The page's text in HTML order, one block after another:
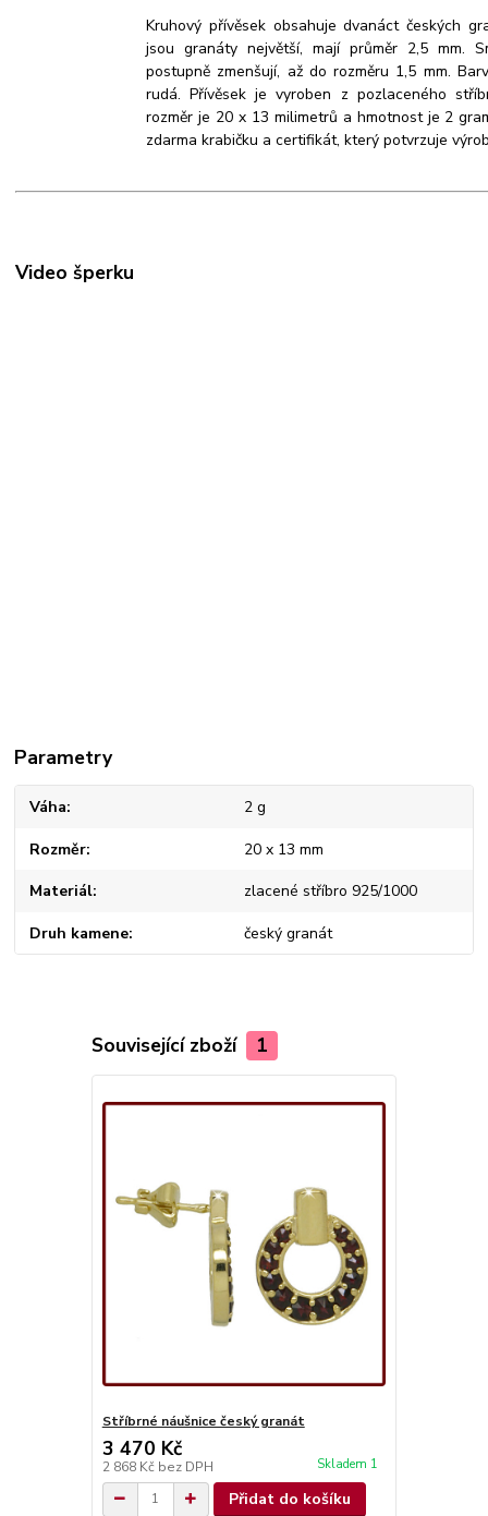
Kruhový přívěsek obsahuje dvanáct českých
jsou granáty největší, mají průměr 2,5 mm.
postupně zmenšují, až do rozměru 1,5 mm.
rudá. Přívěsek je vyroben z pozlaceného
rozměr je 20 x 13 milimetrů a hmotnost je 2
zdarma krabičku a certifikát, který potvrzuje
Video šperku
Parametry
Váha 2 g
Rozměr 20 x 13 mm
Materiál zlacené stříbro 925/1000
Druh kamene český granát
Související zboží 1
Stříbrné náušnice český granát
3 470 Kč
2 868 Kč bez DPH Skladem 1
Přidat do košíku